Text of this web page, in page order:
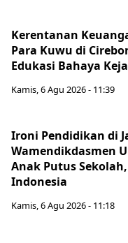
Kerentanan
Para Kuwu di
Edukasi Bahaya
Kamis, 6 Agu 2026 - 11:39
Ironi Pendidikan di
Wamendikdasmen
Anak Putus
Indonesia
Kamis, 6 Agu 2026 - 11:18